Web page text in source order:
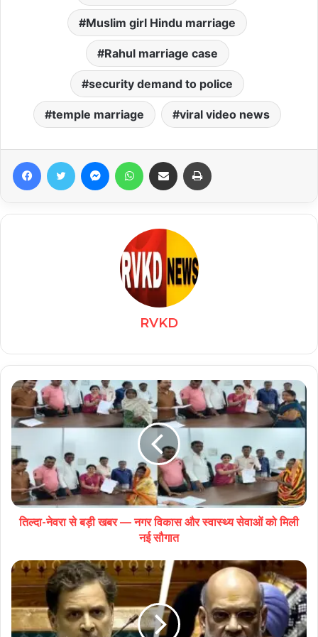
Muslim girl Hindu marriage
Rahul marriage case
security demand to police
temple marriage viral video news
FacebookTwitter MessengerWhatsAppShare via Email
RVKD
तिल्दा-नेवरा से बड़ी खबर — नगर विकास और स्वास्थ्य सेवाओं को मिली
नई सौगात